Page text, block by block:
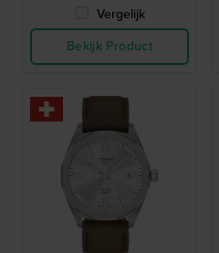
Vergelijk
Bekijk Product